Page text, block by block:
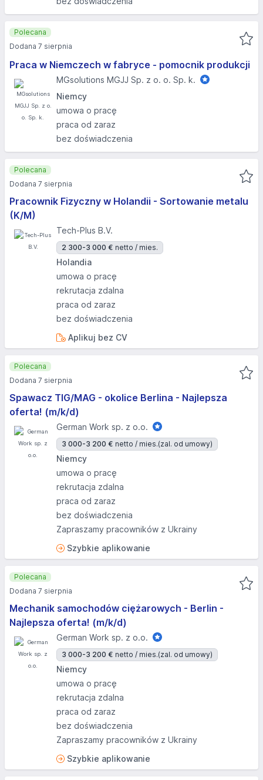
Praca w Niemczech w fabryce - pomocnik produkcji
MGsolutions MGJJ Sp. z o. o. Sp. k.
Niemcy
umowa o pracę
praca od zaraz
bez doświadczenia
Polecana
Dodana 7 sierpnia
Pracownik Fizyczny w Holandii - Sortowanie metalu
(K/M)
Tech-Plus B.V.
2 300-3 000 € netto / mies.
Holandia
umowa o pracę
rekrutacja zdalna
praca od zaraz
bez doświadczenia
Aplikuj bez CV
Polecana
Dodana 7 sierpnia
Spawacz TIG/MAG - okolice Berlina - Najlepsza
oferta! (m/k/d)
German Work sp. z o.o.
3 000-3 200 € netto / mies.(zal. od umowy)
Niemcy
umowa o pracę
rekrutacja zdalna
praca od zaraz
bez doświadczenia
Zapraszamy pracowników z Ukrainy
Szybkie aplikowanie
Polecana
Dodana 7 sierpnia
Mechanik samochodów ciężarowych - Berlin -
Najlepsza oferta! (m/k/d)
German Work sp. z o.o.
3 000-3 200 € netto / mies.(zal. od umowy)
Niemcy
umowa o pracę
rekrutacja zdalna
praca od zaraz
bez doświadczenia
Zapraszamy pracowników z Ukrainy
Szybkie aplikowanie
Polecana
Dodana 7 sierpnia